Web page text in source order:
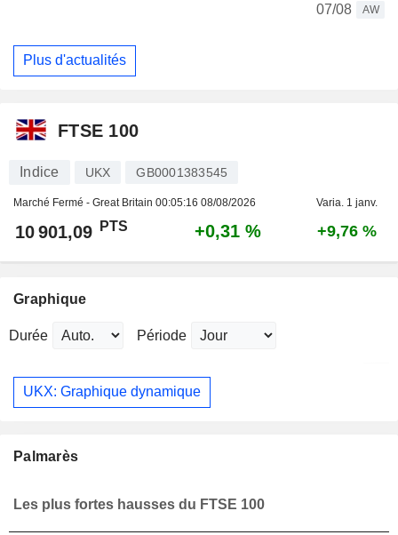
07/08
AW
Plus d'actualités
FTSE 100
Indice UKX GB0001383545
Marché Fermé - Great Britain 00:05:16 08/08/2026 Varia. 1 janv.
10 901,09 PTS +0,31 % +9,76 %
Graphique
Durée Période
UKX: Graphique dynamique
Palmarès
Les plus fortes hausses du FTSE 100